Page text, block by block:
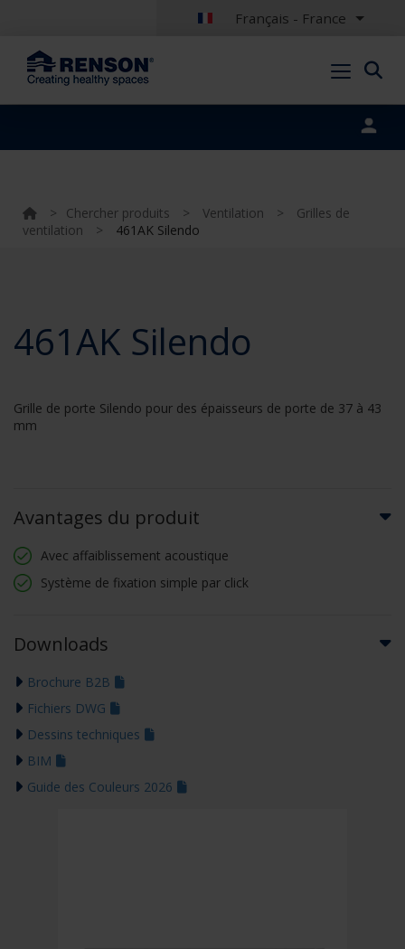
Français - France
> Chercher produits > Ventilation >
Grilles de
ventilation
> 461AK Silendo
461AK Silendo
Grille de porte Silendo pour des épaisseurs de porte de 37 à 43
mm
Avantages du produit
Avec affaiblissement acoustique
Système de fixation simple par click
Downloads
Brochure B2B
Fichiers DWG
Dessins techniques
BIM
Guide des Couleurs 2026